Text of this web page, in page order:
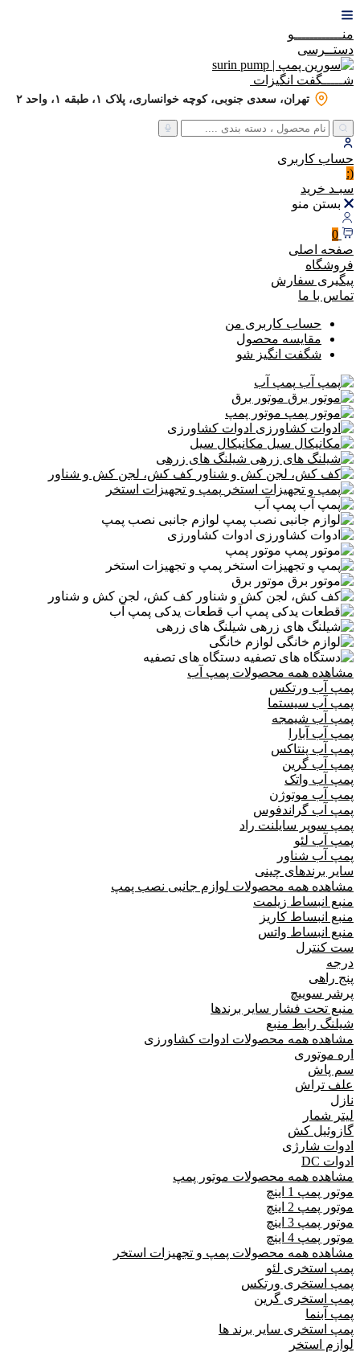
منــــــــــــو
دستــرسی
شـــــگفت انگیزات
تهران، سعدی جنوبی، کوچه خوانساری، پلاک ۱، طبقه ۱، واحد ۲
حساب کاربری
(:
سبـد خرید
بستن منو
0
صفحه اصلی
فروشگاه
پیگیری سفارش
تماس با ما
حساب کاربری من
مقایسه محصول
شگفت انگیز شو
پمپ آب
موتور برق
موتور پمپ
ادوات کشاورزی
مکانیکال سیل
شیلنگ های زرهی
کف کش، لجن کش و شناور
پمپ و تجهیزات استخر
پمپ آب
لوازم جانبی نصب پمپ
ادوات کشاورزی
موتور پمپ
پمپ و تجهیزات استخر
موتور برق
کف کش، لجن کش و شناور
قطعات یدکی پمپ آب
شیلنگ های زرهی
لوازم خانگی
دستگاه های تصفیه
مشاهده همه محصولات پمپ آب
پمپ آب ورتکس
پمپ آب سیستما
پمپ آب شیمجه
پمپ آب آبارا
پمپ آب پنتاکس
پمپ آب گرین
پمپ آب واتک
پمپ آب موتوژن
پمپ آب گراندفوس
پمپ سوپر سایلنت راد
پمپ آب لئو
پمپ آب شناور
سایر برندهای چینی
مشاهده همه محصولات لوازم جانبی نصب پمپ
منبع انبساط زیلمت
منبع انبساط کاریز
منبع انبساط واتس
ست کنترل
درجه
پنج راهی
پرشر سوییچ
منبع تحت فشار سایر برندها
شیلنگ رابط منبع
مشاهده همه محصولات ادوات کشاورزی
اره موتوری
سم پاش
علف تراش
نازل
لیتر شمار
گازوئیل کش
ادوات شارژی
ادوات DC
مشاهده همه محصولات موتور پمپ
موتور پمپ 1 اینچ
موتور پمپ 2 اینچ
موتور پمپ 3 اینچ
موتور پمپ 4 اینچ
مشاهده همه محصولات پمپ و تجهیزات استخر
پمپ استخری لئو
پمپ استخری ورتکس
پمپ استخری گرین
پمپ آبنما
پمپ استخری سایر برند ها
لوازم استخر